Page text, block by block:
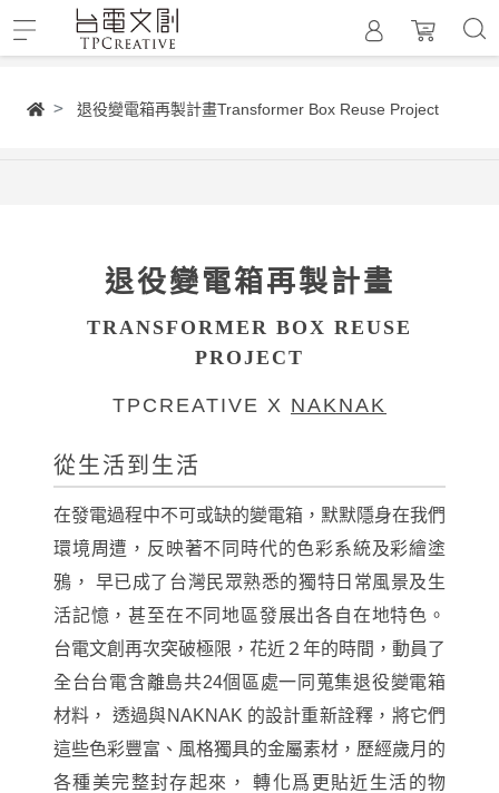
退役變電箱再製計畫Transformer Box Reuse Project
退役變電箱再製計畫
TRANSFORMER BOX REUSE
PROJECT
TPCREATIVE X NAKNAK
從生活到生活
在發電過程中不可或缺的變電箱，默默隱身在我們
環境周遭，反映著不同時代的色彩系統及彩繪塗
鴉， 早已成了台灣民眾熟悉的獨特日常風景及生
活記憶，甚至在不同地區發展出各自在地特色。
台電文創再次突破極限，花近２年的時間，動員了
全台台電含離島共24個區處一同蒐集退役變電箱
材料， 透過與NAKNAK 的設計重新詮釋，將它們
這些色彩豐富、風格獨具的金屬素材，歷經歲月的
各種美完整封存起來， 轉化爲更貼近生活的物